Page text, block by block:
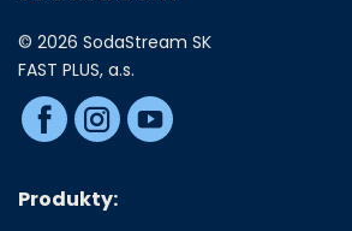
© 2026 SodaStream SK
FAST PLUS, a.s.
Produkty: